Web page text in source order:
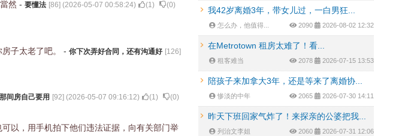
然 - 要懂法 [86] (2026-05-07 00:58:24) (1) (0)
子太老了吧。 - 你下次弄好合同，还有沟通好 [126]
间房自己要用 [92] (2026-05-07 09:16:12) (1) (0)
以，用手机拍下他们违法证据，向有关部门举
我42岁离婚3年，带女儿过，一白男狂...
怎么办，他值得... 2090 2026-08-02 12:32
在Metrotown 租房太难了！看...
租客难当 2078 2026-07-15 13:53
陪孩子来加拿大3年，还是等来了离婚协...
惨淡的中年 2065 2026-07-30 14:11
昨天下班回家气炸了！来探亲的公婆把我...
列治文李姐 2060 2026-07-31 12:06